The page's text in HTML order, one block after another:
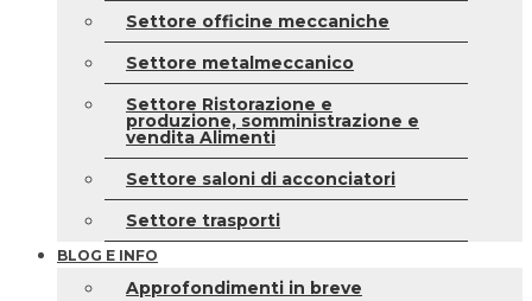
Settore officine meccaniche
Settore metalmeccanico
Settore Ristorazione e
produzione, somministrazione e
vendita Alimenti
Settore saloni di acconciatori
Settore trasporti
BLOG E INFO
Approfondimenti in breve